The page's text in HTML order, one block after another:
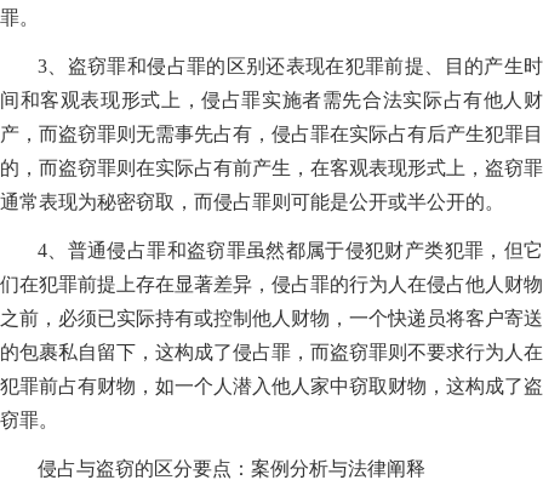
罪。
3、盗窃罪和侵占罪的区别还表现在犯罪前提、目的产生时
间和客观表现形式上，侵占罪实施者需先合法实际占有他人财
产，而盗窃罪则无需事先占有，侵占罪在实际占有后产生犯罪目
的，而盗窃罪则在实际占有前产生，在客观表现形式上，盗窃罪
通常表现为秘密窃取，而侵占罪则可能是公开或半公开的。
4、普通侵占罪和盗窃罪虽然都属于侵犯财产类犯罪，但它
们在犯罪前提上存在显著差异，侵占罪的行为人在侵占他人财物
之前，必须已实际持有或控制他人财物，一个快递员将客户寄送
的包裹私自留下，这构成了侵占罪，而盗窃罪则不要求行为人在
犯罪前占有财物，如一个人潜入他人家中窃取财物，这构成了盗
窃罪。
侵占与盗窃的区分要点：案例分析与法律阐释